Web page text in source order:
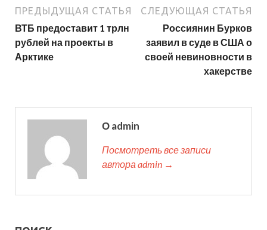
ПРЕДЫДУЩАЯ СТАТЬЯ
ВТБ предоставит 1 трлн
рублей на проекты в
Арктике
СЛЕДУЮЩАЯ СТАТЬЯ
Россиянин Бурков
заявил в суде в США о
своей невиновности в
хакерстве
О admin
Посмотреть все записи
автора admin →